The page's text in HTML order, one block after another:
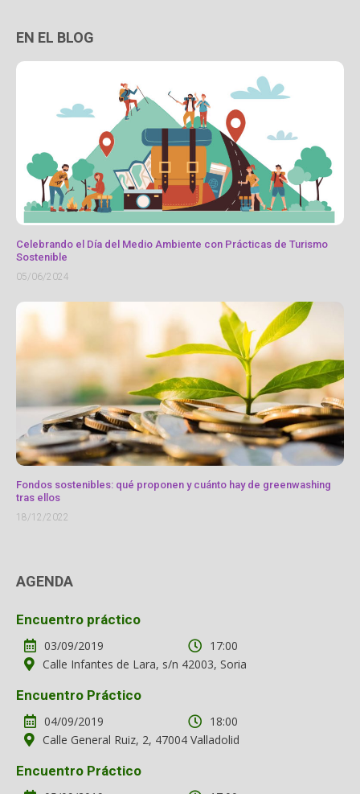
EN EL BLOG
Celebrando el Día del Medio Ambiente con Prácticas de Turismo
Sostenible
05/06/2024
Fondos sostenibles: qué proponen y cuánto hay de greenwashing
tras ellos
18/12/2022
AGENDA
Encuentro práctico
03/09/2019
17:00
Calle Infantes de Lara, s/n 42003, Soria
Encuentro Práctico
04/09/2019
18:00
Calle General Ruiz, 2, 47004 Valladolid
Encuentro Práctico